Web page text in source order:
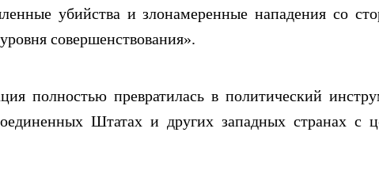
убийства и злонамеренные нападения со
совершенствования».
полностью превратилась в политический
Штатах и других западных странах с